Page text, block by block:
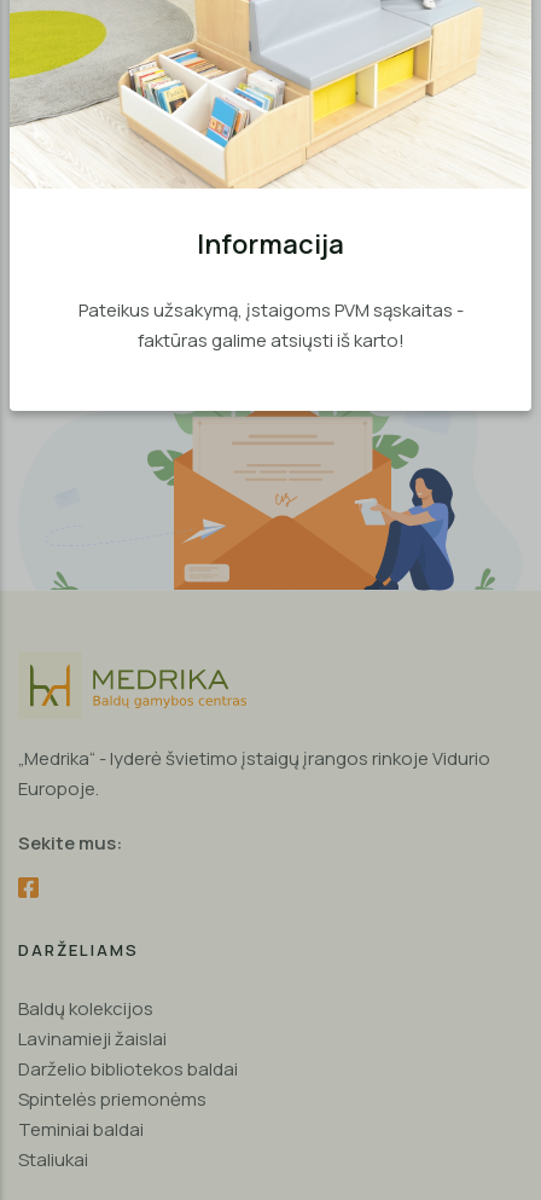
NAUJIENLAIŠKIS
Gaukite „Medrika“ naujausius
pasiūlymus ir informaciją apie akcijas
Registruotis
„Medrika“ - lyderė švietimo įstaigų įrangos rinkoje Vidurio
Europoje.
Sekite mus:
DARŽELIAMS
Baldų kolekcijos
Lavinamieji žaislai
Darželio bibliotekos baldai
Spintelės priemonėms
Teminiai baldai
Staliukai
Informacija
Pateikus užsakymą, įstaigoms PVM sąskaitas -
faktūras galime atsiųsti iš karto!